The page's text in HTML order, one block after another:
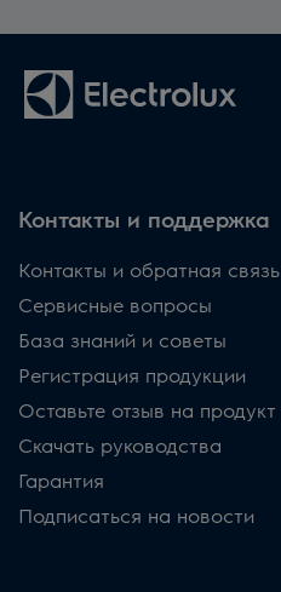
Контакты и поддержка
Контакты и обратная связь
Сервисные вопросы
База знаний и советы
Регистрация продукции
Оставьте отзыв на продукт
Скачать руководства
Гарантия
Подписаться на новости